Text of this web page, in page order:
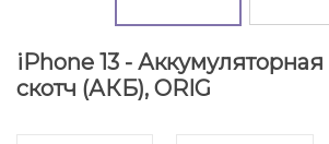
iPhone 13 - Аккумуляторная
скотч (АКБ), ORIG